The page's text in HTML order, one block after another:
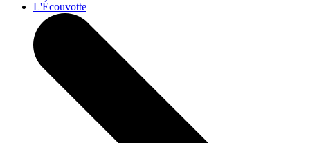
L'Écouvotte